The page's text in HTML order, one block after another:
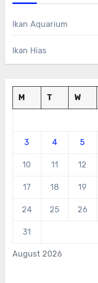
Ikan Aquarium
Ikan Hias
August 2026
M T W
3 4 5
10 11 12
17 18 19
24 25 26
31